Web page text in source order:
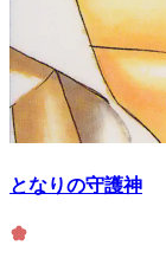
となりの守護神